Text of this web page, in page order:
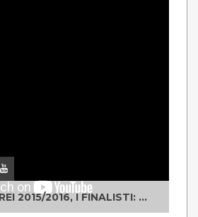
UNO TWO DREI 2015/2016, I FINALISTI: CLASSE IV ALS ISTITUTO "DEGASPERI" BORGO VALSUGANA